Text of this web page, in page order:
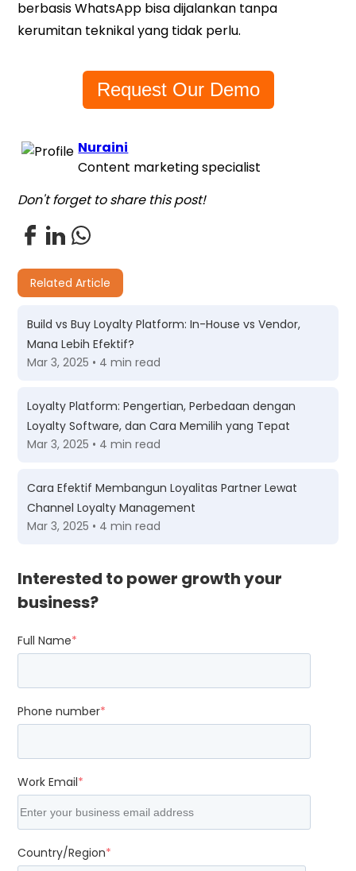
berbasis WhatsApp bisa dijalankan tanpa
kerumitan teknikal yang tidak perlu.
Request Our Demo
Nuraini
Content marketing specialist
Don't forget to share this post!
Related Article
Build vs Buy Loyalty Platform: In-House vs Vendor,
Mana Lebih Efektif?
Mar 3, 2025 • 4 min read
Loyalty Platform: Pengertian, Perbedaan dengan
Loyalty Software, dan Cara Memilih yang Tepat
Mar 3, 2025 • 4 min read
Cara Efektif Membangun Loyalitas Partner Lewat
Channel Loyalty Management
Mar 3, 2025 • 4 min read
Interested to power growth your
business?
Full Name*
Phone number*
Work Email*
Country/Region*